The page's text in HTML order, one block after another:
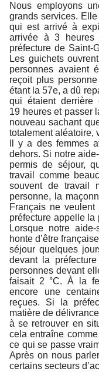
Nous employons
grands services.
qui est arrivé à
arrivée à 3
préfecture de Saint-
Les guichets
personnes avaient
reçoit plus
étant la 57e, a dû
qui étaient
19 heures et passer
nouveau sachant
totalement aléatoire,
Il y a des femmes
dehors. Si notre
permis de séjour,
travail comme
souvent de travail
personne, la
Français ne
préfecture appelle la
Lorsque notre
honte d’être
séjour quelques
devant la
personnes devant
faisait 2 °C. À la
encore une
reçues. Si la
matière de
à se retrouver en
cela entraîne
ce qui se passe
Après on nous
certains secteurs